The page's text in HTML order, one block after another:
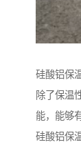
硅酸铝保
除了保温
能，能够
硅酸铝保